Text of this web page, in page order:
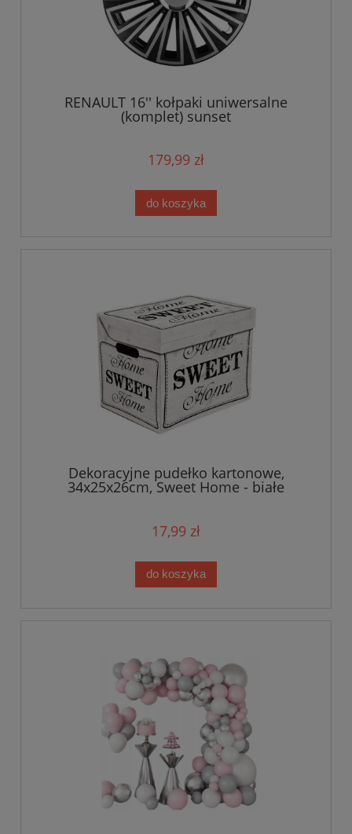
RENAULT 16'' kołpaki uniwersalne
(komplet) sunset
179,99 zł
do koszyka
Dekoracyjne pudełko kartonowe,
34x25x26cm, Sweet Home - białe
17,99 zł
do koszyka